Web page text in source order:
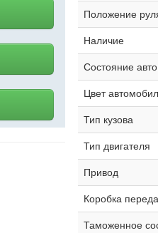
Положение
Наличие
Состояние
Цвет
Тип кузова
Тип двигателя
Привод
Коробка
Таможенное